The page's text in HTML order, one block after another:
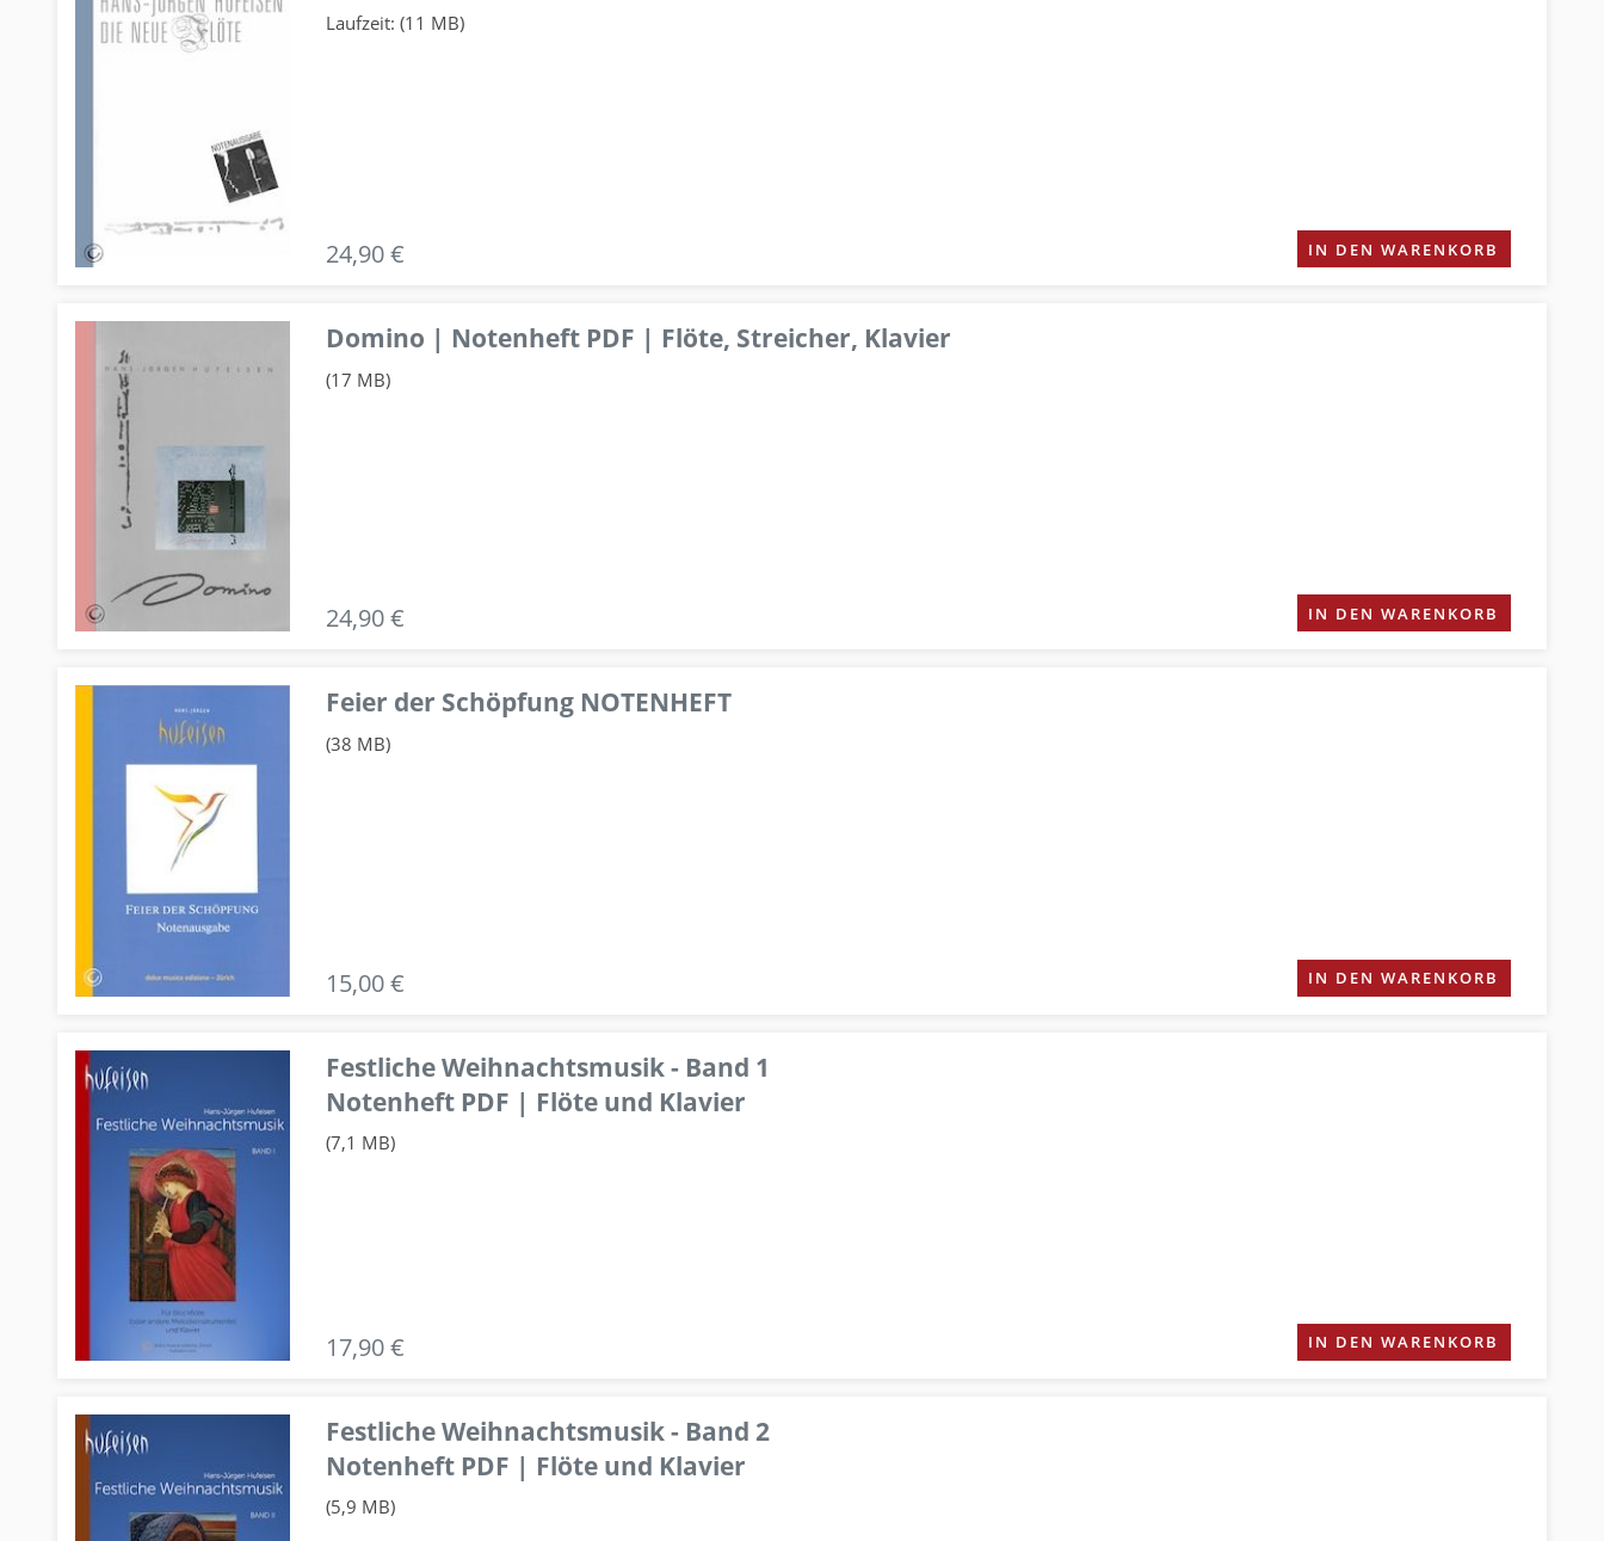
Laufzeit: (11 MB)
24,90 € IN DEN WARENKORB
Domino | Notenheft PDF | Flöte, Streicher, Klavier
(17 MB)
24,90 € IN DEN WARENKORB
Feier der Schöpfung NOTENHEFT
(38 MB)
15,00 € IN DEN WARENKORB
Festliche Weihnachtsmusik - Band 1
Notenheft PDF | Flöte und Klavier
(7,1 MB)
17,90 € IN DEN WARENKORB
Festliche Weihnachtsmusik - Band 2
Notenheft PDF | Flöte und Klavier
(5,9 MB)